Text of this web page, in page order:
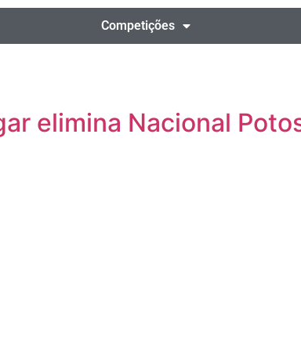
Competições
elimina Nacional